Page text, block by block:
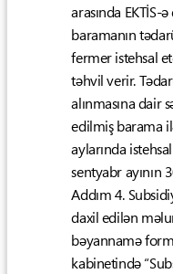
arasında EKTİS-
baramanın
fermer istehsal
təhvil verir.
alınmasına dair
edilmiş barama
aylarında
sentyabr ayının
Addım 4.
daxil edilən
bəyannamə
kabinetində